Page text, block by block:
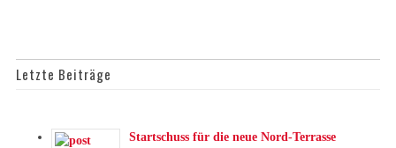
Letzte Beiträge
Startschuss für die neue Nord-Terrasse